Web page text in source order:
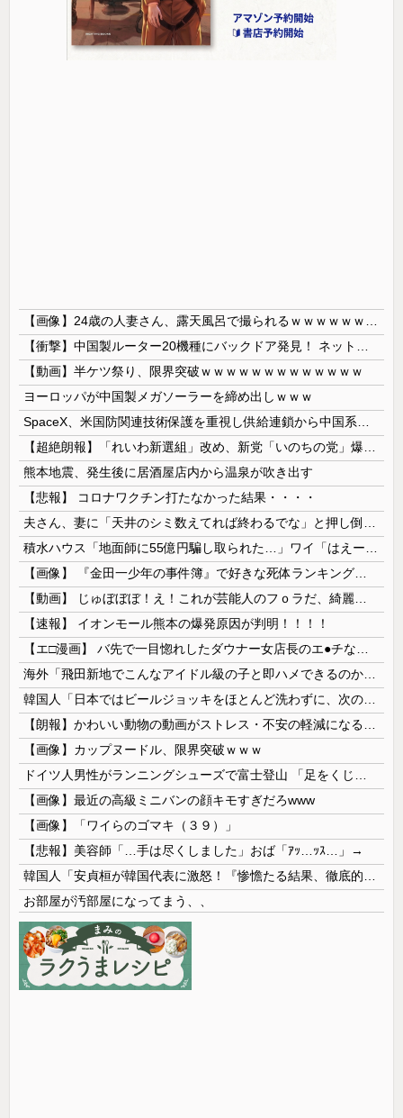
【動画】半ケツ祭り、限界突破ｗｗｗｗｗｗｗｗｗｗｗｗｗ
ヨーロッパが中国製メガソーラーを締め出しｗｗｗ
熊本地震、発生後に居酒屋店内から温泉が吹き出す
【悲報】 コロナワクチン打たなかった結果・・・・
【速報】 イオンモール熊本の爆発原因が判明！！！！
【画像】カップヌードル、限界突破ｗｗｗ
【画像】最近の高級ミニバンの顔キモすぎだろwww
【画像】「ワイらのゴマキ（３９）」
【悲報】美容師「…手は尽くしました」おば「ｱｯ…ｯｽ…」→
お部屋が汚部屋になってまう、、